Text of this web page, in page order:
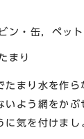
ン・缶，ペッ
まり
まり水を作ら
いよう網をかぶ
気を付けまし